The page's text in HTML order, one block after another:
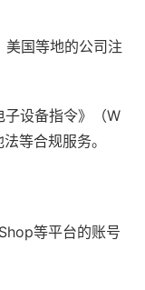
美国等地的公司注
子设备指令》（W
等合规服务。
等平台的账号